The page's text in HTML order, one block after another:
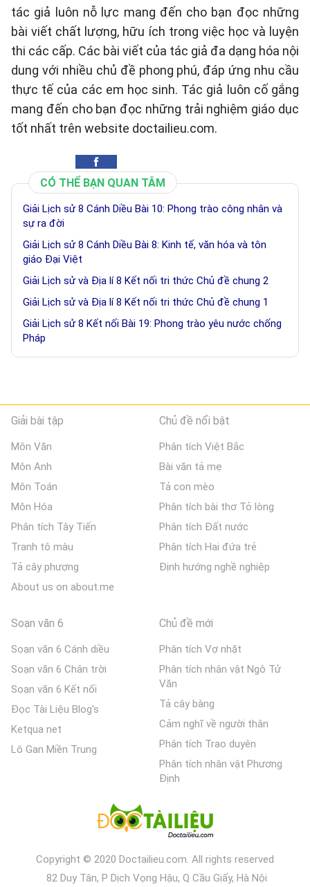
tác giả luôn nỗ lực mang đến cho bạn đọc những
bài viết chất lượng, hữu ích trong việc học và luyện
thi các cấp. Các bài viết của tác giả đa dạng hóa nội
dung với nhiều chủ đề phong phú, đáp ứng nhu cầu
thực tế của các em học sinh. Tác giả luôn cố gắng
mang đến cho bạn đọc những trải nghiệm giáo dục
tốt nhất trên website doctailieu.com.
CÓ THỂ BẠN QUAN TÂM
Giải Lịch sử 8 Cánh Diều Bài 10: Phong trào công nhân và
sự ra đời
Giải Lịch sử 8 Cánh Diều Bài 8: Kinh tế, văn hóa và tôn
giáo Đại Việt
Giải Lịch sử và Địa lí 8 Kết nối tri thức Chủ đề chung 2
Giải Lịch sử và Địa lí 8 Kết nối tri thức Chủ đề chung 1
Giải Lịch sử 8 Kết nối Bài 19: Phong trào yêu nước chống
Pháp
Giải bài tập
Môn Văn
Môn Anh
Môn Toán
Môn Hóa
Phân tích Tây Tiến
Tranh tô màu
Tả cây phượng
About us on about.me
Chủ đề nổi bật
Phân tích Việt Bắc
Bài văn tả mẹ
Tả con mèo
Phân tích bài thơ Tỏ lòng
Phân tích Đất nước
Phân tích Hai đứa trẻ
Định hướng nghề nghiệp
Soạn văn 6
Soạn văn 6 Cánh diều
Soạn văn 6 Chân trời
Soạn văn 6 Kết nối
Đọc Tài Liệu Blog's
Ketqua net
Lô Gan Miền Trung
Chủ đề mới
Phân tích Vợ nhặt
Phân tích nhân vật Ngô Tử
Văn
Tả cây bàng
Cảm nghĩ về người thân
Phân tích Trao duyên
Phân tích nhân vật Phương
Định
Copyright © 2020 Doctailieu.com. All rights reserved
82 Duy Tân, P Dịch Vọng Hậu, Q Cầu Giấy, Hà Nội